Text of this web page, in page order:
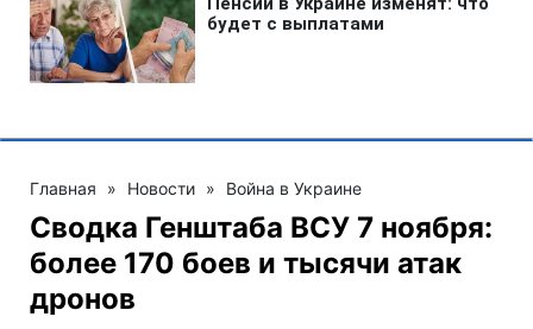
Главная » Новости » Война в Украине
Сводка Генштаба ВСУ 7 ноября:
более 170 боев и тысячи атак
дронов